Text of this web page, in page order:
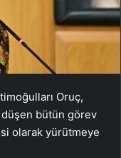
Oruç,
düşen bütün görev
olarak yürütmeye